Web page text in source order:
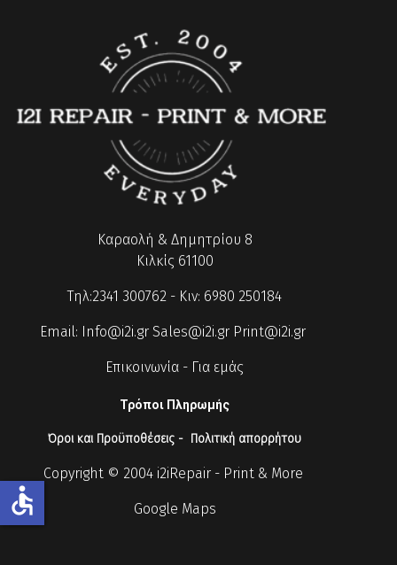
Καραολή & Δημητρίου 8
Κιλκίς 61100
Τηλ:2341 300762 - Κιν: 6980 250184
Email: Info@i2i.gr Sales@i2i.gr Print@i2i.gr
Επικοινωνία - Για εμάς
Τρόποι Πληρωμής
Όροι και Προϋποθέσεις - Πολιτική απορρήτου
Copyright © 2004 i2iRepair - Print & More
Google Maps
accessible